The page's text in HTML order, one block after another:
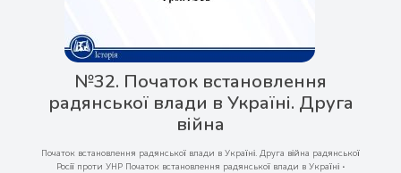
№32. Початок встановлення
радянської влади в Україні. Друга
війна
Початок встановлення радянської влади в Україні. Друга війна радянської
Росії проти УНР Початок встановлення радянської влади в Україні •